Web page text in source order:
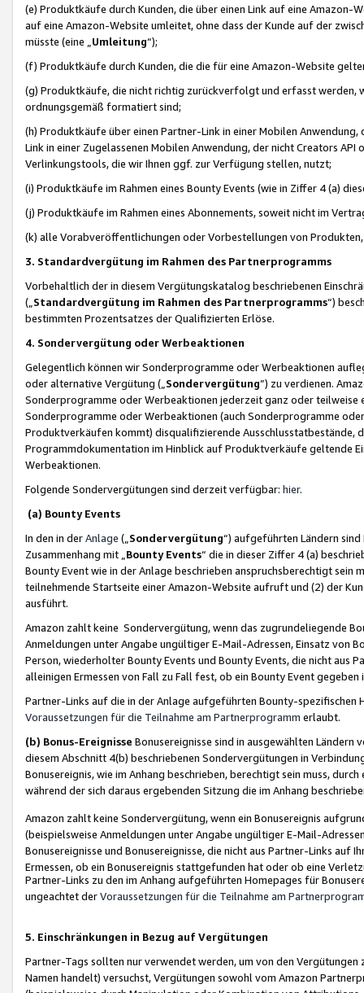
(e) Produktkäufe durch Kunden, die über einen Link auf eine
auf eine Amazon-Website umleitet, ohne dass der Kunde auf der
müsste (eine „ Umleitung“);
(f) Produktkäufe durch Kunden, die die für eine Amazon-Website
(g) Produktkäufe, die nicht richtig zurückverfolgt und erfasst werden,
ordnungsgemäß formatiert sind;
(h) Produktkäufe über einen Partner-Link in einer Mobilen
Link in einer Zugelassenen Mobilen Anwendung, der nicht Creators
Verlinkungstools, die wir Ihnen ggf. zur Verfügung stellen, nutzt;
(i) Produktkäufe im Rahmen eines Bounty Events (wie in Ziffer 4 (a)
(j) Produktkäufe im Rahmen eines Abonnements, soweit nicht im
(k) alle Vorabveröffentlichungen oder Vorbestellungen von
3. Standardvergütung im Rahmen des Partnerprogramms
Vorbehaltlich der in diesem Vergütungskatalog beschriebenen
(„ Standardvergütung im Rahmen des Partnerprogramms“)
bestimmten Prozentsatzes der Qualifizierten Erlöse.
4. Sondervergütung oder Werbeaktionen
Gelegentlich können wir Sonderprogramme oder Werbeaktionen
oder alternative Vergütung („ Sondervergütung”) zu verdienen.
Sonderprogramme oder Werbeaktionen jederzeit ganz oder
Sonderprogramme oder Werbeaktionen (auch Sonderprogramme
Produktverkäufen kommt) disqualifizierende Ausschlusstatbestände,
Programmdokumentation im Hinblick auf Produktverkäufe geltende
Werbeaktionen.
Folgende Sondervergütungen sind derzeit verfügbar: hier.
(a) Bounty Events
In den in derAnlage („ Sondervergütung“) aufgeführten Ländern
Zusammenhang mit „ Bounty Events“ die in dieser Ziffer 4 (a)
Bounty Event wie in der Anlage beschrieben anspruchsberechtigt sein
teilnehmende Startseite einer Amazon-Website aufruft und (2) der
ausführt.
Amazon zahlt keine Sondervergütung, wenn das zugrundeliegende
Anmeldungen unter Angabe ungültiger E-Mail-Adressen, Einsatz von
Person, wiederholter Bounty Events und Bounty Events, die nicht
alleinigen Ermessen von Fall zu Fall fest, ob ein Bounty Event
Partner-Links auf die in der Anlage aufgeführten Bounty-spezifischen
Voraussetzungen für die Teilnahme am Partnerprogramm erlaubt.
(b) Bonus-Ereignisse Bonusereignisse sind in ausgewählten Ländern
diesem Abschnitt 4(b) beschriebenen Sondervergütungen in
Bonusereignis, wie im Anhang beschrieben, berechtigt sein muss,
während der sich daraus ergebenden Sitzung die im Anhang
Amazon zahlt keine Sondervergütung, wenn ein Bonusereignis
(beispielsweise Anmeldungen unter Angabe ungültiger E-Mail-
Bonusereignisse und Bonusereignisse, die nicht aus Partner-Links auf
Ermessen, ob ein Bonusereignis stattgefunden hat oder ob eine
Partner-Links zu den im Anhang aufgeführten Homepages für
ungeachtet derVoraussetzungen für die Teilnahme am
5. Einschränkungen in Bezug auf Vergütungen
Partner-Tags sollten nur verwendet werden, um von den
Namen handelt) versuchst, Vergütungen sowohl vom Amazon